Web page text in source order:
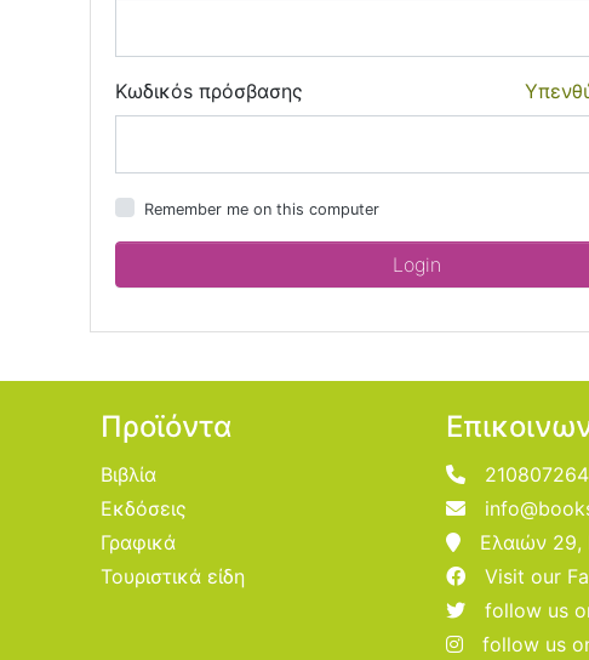
Κωδικόs πρόσβασης
Remember me on this computer
Προϊόντα
Βιβλία
Εκδόσεις
Γραφικά
Τουριστικά είδη
Ελαιών 29,
Visit our
follow us
follow us